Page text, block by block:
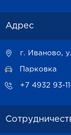
Адрес
г. Иваново,
Парковка
+7 4932 93-11-